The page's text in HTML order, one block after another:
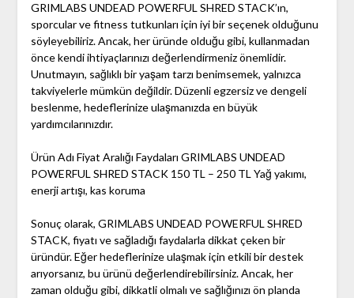
GRIMLABS UNDEAD POWERFUL SHRED STACK’ın,
sporcular ve fitness tutkunları için iyi bir seçenek olduğunu
söyleyebiliriz. Ancak, her üründe olduğu gibi, kullanmadan
önce kendi ihtiyaçlarınızı değerlendirmeniz önemlidir.
Unutmayın, sağlıklı bir yaşam tarzı benimsemek, yalnızca
takviyelerle mümkün değildir. Düzenli egzersiz ve dengeli
beslenme, hedeflerinize ulaşmanızda en büyük
yardımcılarınızdır.
Ürün Adı Fiyat Aralığı Faydaları GRIMLABS UNDEAD
POWERFUL SHRED STACK 150 TL – 250 TL Yağ yakımı,
enerji artışı, kas koruma
Sonuç olarak, GRIMLABS UNDEAD POWERFUL SHRED
STACK, fiyatı ve sağladığı faydalarla dikkat çeken bir
üründür. Eğer hedeflerinize ulaşmak için etkili bir destek
arıyorsanız, bu ürünü değerlendirebilirsiniz. Ancak, her
zaman olduğu gibi, dikkatli olmalı ve sağlığınızı ön planda